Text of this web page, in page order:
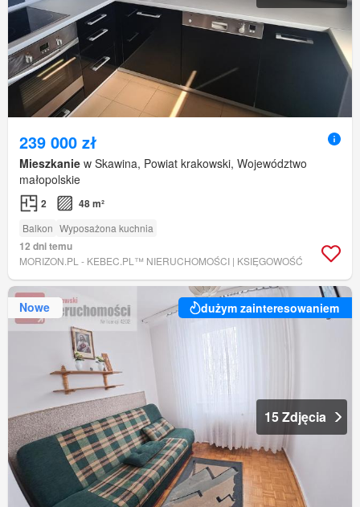
239 000 zł
Mieszkanie w Skawina, Powiat krakowski, Województwo
małopolskie
2 48 m²
Balkon Wyposażona kuchnia
12 dni temu
MORIZON.PL - KEBEC.PL™ NIERUCHOMOŚCI | KSIĘGOWOŚĆ
Nowe dużym zainteresowaniem
15 Zdjęcia